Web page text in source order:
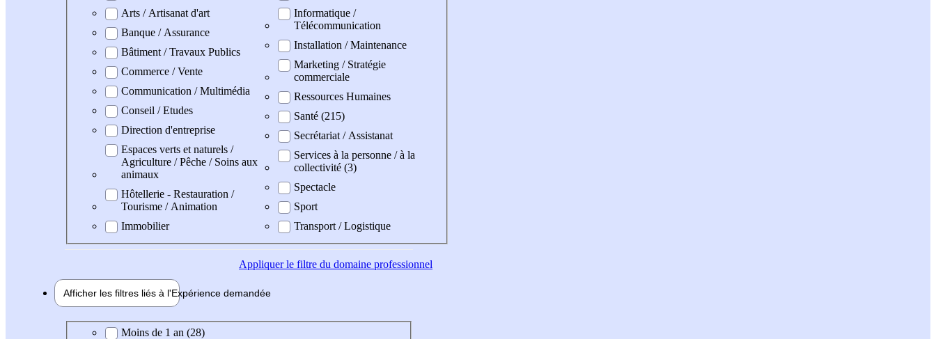
Arts / Artisanat d'art
Banque / Assurance
Bâtiment / Travaux Publics
Commerce / Vente
Communication / Multimédia
Conseil / Etudes
Direction d'entreprise
Espaces verts et naturels /
Agriculture / Pêche / Soins aux
animaux
Hôtellerie - Restauration /
Tourisme / Animation
Immobilier
Informatique /
Télécommunication
Installation / Maintenance
Marketing / Stratégie
commerciale
Ressources Humaines
Santé (215)
Secrétariat / Assistanat
Services à la personne / à la
collectivité (3)
Spectacle
Sport
Transport / Logistique
Appliquerle filtre du domaine professionnel
Afficher les filtres liés à l'Expérience demandée
Expérience demandée
Moins de 1 an (28)